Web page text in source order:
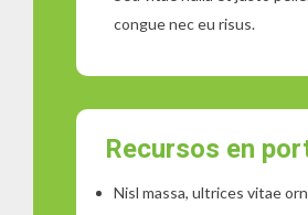
congue nec eu risus.
Recursos en
Nisl massa, ultrices vitae